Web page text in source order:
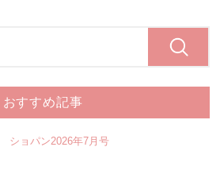
おすすめ記事
ショパン2026年7月号